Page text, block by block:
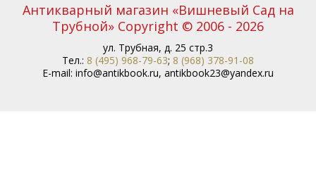
Антикварный магазин «Вишневый Сад на
Трубной» Copyright © 2006 - 2026
ул. Трубная, д. 25 стр.3
Тел.: 8 (495) 968-79-63; 8 (968) 378-91-08
E-mail: info@antikbook.ru, antikbook23@yandex.ru